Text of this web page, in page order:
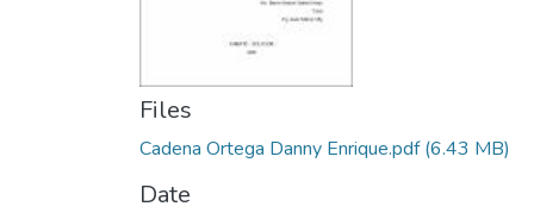
Files
Cadena Ortega Danny Enrique.pdf(6.43 MB)
Date